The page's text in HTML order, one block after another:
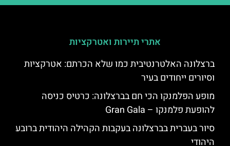
אתרי תיירות ואטרקציות
ברצלונה האלטרנטיבית כמו שלא הכרתם: אטרקציות
וסיורים ייחודים בעיר
מופע הפלמנקו הכי חם בברצלונה: כרטיס כניסה
להופעת פלמנקו – Gran Gala
סיור בעברית בברצלונה בעקבות הקהילה היהודית ברובע
היהודי